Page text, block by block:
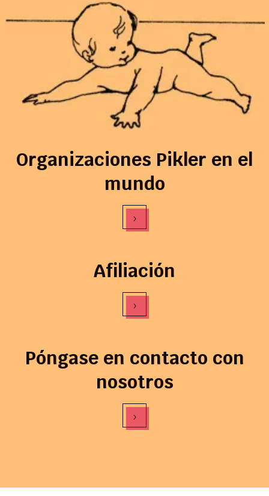
Organizaciones Pikler en el
mundo
›
Afiliación
›
Póngase en contacto con
nosotros
›